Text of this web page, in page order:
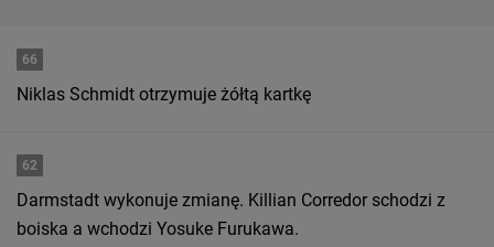
66
Niklas Schmidt otrzymuje żółtą kartkę
62
Darmstadt wykonuje zmianę. Killian Corredor schodzi z
boiska a wchodzi Yosuke Furukawa.